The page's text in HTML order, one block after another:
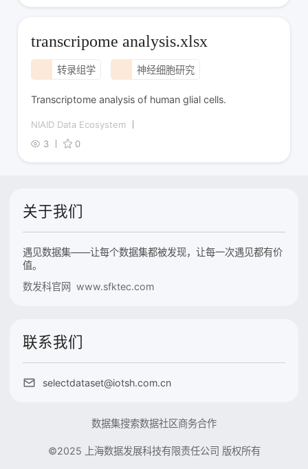
transcripome analysis.xlsx
转录组学 神经细胞研究
Transcriptome analysis of human glial cells.
NIAID Data Ecosystem
3
0
关于我们
遇见数据集——让每个数据集都被发现，让每一次遇见都有价
值。
数发科官网 www.sfktec.com
联系我们
selectdataset@iotsh.com.cn
数据集搜索数据社区商务合作
©2025 上海数据发展科技有限责任公司 版权所有